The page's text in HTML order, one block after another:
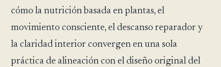
cómo la nutrición basada en plantas, el
movimiento consciente, el descanso reparador y
la claridad interior convergen en una sola
práctica de alineación con el diseño original del